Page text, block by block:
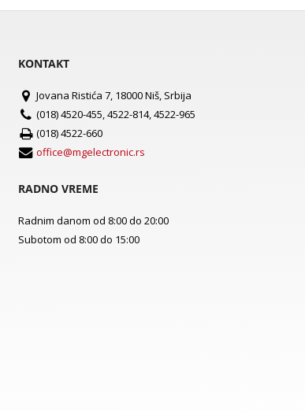
KONTAKT
Jovana Ristića 7, 18000 Niš, Srbija
(018) 4520-455, 4522-814, 4522-965
(018) 4522-660
office@mgelectronic.rs
RADNO VREME
Radnim danom od 8:00 do 20:00
Subotom od 8:00 do 15:00